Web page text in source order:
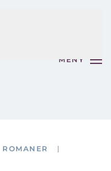
MENY
ROMANER